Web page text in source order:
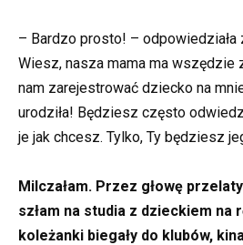
– Bardzo prosto! – odpowiedziała
Wiesz, nasza mama ma wszędzie
nam zarejestrować dziecko na
urodziła! Będziesz często
je jak chcesz. Tylko, Ty będziesz
Milczałam. Przez głowę
szłam na studia z dzieckiem na
koleżanki biegały do klubów,